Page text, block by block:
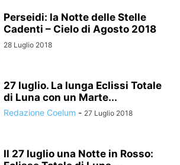
Perseidi: la Notte delle Stelle
Cadenti – Cielo di Agosto 2018
28 Luglio 2018
27 luglio. La lunga Eclissi Totale
di Luna con un Marte...
Redazione Coelum - 27 Luglio 2018
Il 27 luglio una Notte in Rosso: